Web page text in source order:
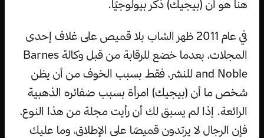
هنا هو أن (بيجيك) ذكر بيولوجيًا.
في عام 2011 ظهر الشاب بلا قميص على غلاف إحدى
المجلات، بعدما خضع للرقابة من قبل وكالة Barnes
and Noble للنشر، فقط بسبب الخوف من أن يظن
شخص ما أن (بيجيك) امرأة بسبب ضفائره الذهبية
الرائعة. إذا لم يسبق لك أن رأيت مجلة من هذا النوع،
فإن الرجال لا يرتدون قميصًا على الإطلاق، وما عليك